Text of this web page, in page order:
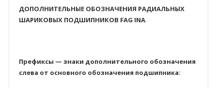
ДОПОЛНИТЕЛЬНЫЕ ОБОЗНАЧЕНИЯ РАДИАЛЬНЫХ
ШАРИКОВЫХ ПОДШИПНИКОВ FAG INA.
Префиксы — знаки дополнительного обозначения
слева от основного обозначения подшипника: